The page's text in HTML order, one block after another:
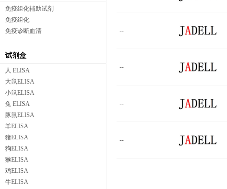
免疫组化辅助试剂
免疫组化
免疫诊断血清
试剂盒
人 ELISA
大鼠ELISA
小鼠ELISA
兔 ELISA
豚鼠ELISA
羊ELISA
猪ELISA
狗ELISA
猴ELISA
鸡ELISA
牛ELISA
--
--
--
--